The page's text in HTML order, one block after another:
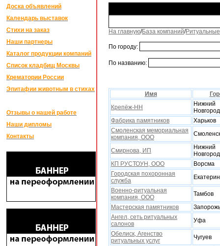
Доска объявлений
Календарь выставок
Стихи на заказ
Наши партнеры
Каталог продукции компаний
Список кладбищ Москвы
Крематории России
Эпитафии животным в стихах
Отзывы о нашей работе
Наши дипломы
Контакты
На главную/База компаний/
По городу:
По названию:
Имя
Крепёж-НН
Нижний
Новгород
Фабрика памятников
Xарьков
Смоленская мемориальная
компания, ООО
Смирнова, ИП
Нижний
Новгород
КП РУСТОУН, ООО
Ворсма
Городская поxоронная
служба
Военно-ритуальная
компания, ООО
Тамбов
Мастерская памятников
Ангел, сеть ритуальных
салонов
Уфа
Обелиск, Агенство
ритуальныx услуг
Чугуев